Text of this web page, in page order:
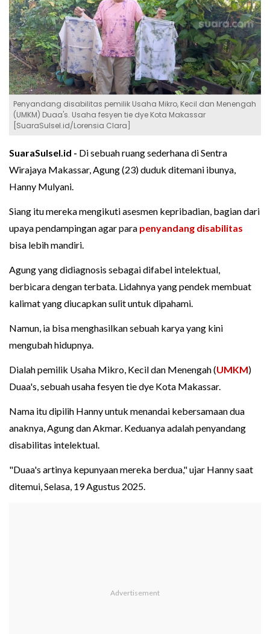
Penyandang disabilitas pemilik Usaha Mikro, Kecil dan Menengah
(UMKM) Duaa's. Usaha fesyen tie dye Kota Makassar
[SuaraSulsel.id/Lorensia Clara]
SuaraSulsel.id - Di sebuah ruang sederhana di Sentra
Wirajaya Makassar, Agung (23) duduk ditemani ibunya,
Hanny Mulyani.
Siang itu mereka mengikuti asesmen kepribadian, bagian dari
upaya pendampingan agar para penyandang disabilitas
bisa lebih mandiri.
Agung yang didiagnosis sebagai difabel intelektual,
berbicara dengan terbata. Lidahnya yang pendek membuat
kalimat yang diucapkan sulit untuk dipahami.
Namun, ia bisa menghasilkan sebuah karya yang kini
mengubah hidupnya.
Dialah pemilik Usaha Mikro, Kecil dan Menengah (UMKM)
Duaa's, sebuah usaha fesyen tie dye Kota Makassar.
Nama itu dipilih Hanny untuk menandai kebersamaan dua
anaknya, Agung dan Akmar. Keduanya adalah penyandang
disabilitas intelektual.
"Duaa's artinya kepunyaan mereka berdua," ujar Hanny saat
ditemui, Selasa, 19 Agustus 2025.